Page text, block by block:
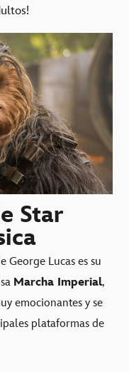
Star
Lucas es su
Marcha Imperial,
emocionantes y se
plataformas de